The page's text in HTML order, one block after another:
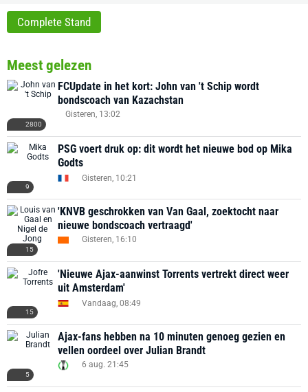
Complete Stand
Meest gelezen
2800
FCUpdate in het kort: John van 't Schip wordt
bondscoach van Kazachstan
Gisteren, 13:02
9
PSG voert druk op: dit wordt het nieuwe bod op Mika
Godts
Gisteren, 10:21
15
'KNVB geschrokken van Van Gaal, zoektocht naar
nieuwe bondscoach vertraagd'
Gisteren, 16:10
15
'Nieuwe Ajax-aanwinst Torrents vertrekt direct weer
uit Amsterdam'
Vandaag, 08:49
5
Ajax-fans hebben na 10 minuten genoeg gezien en
vellen oordeel over Julian Brandt
6 aug. 21:45